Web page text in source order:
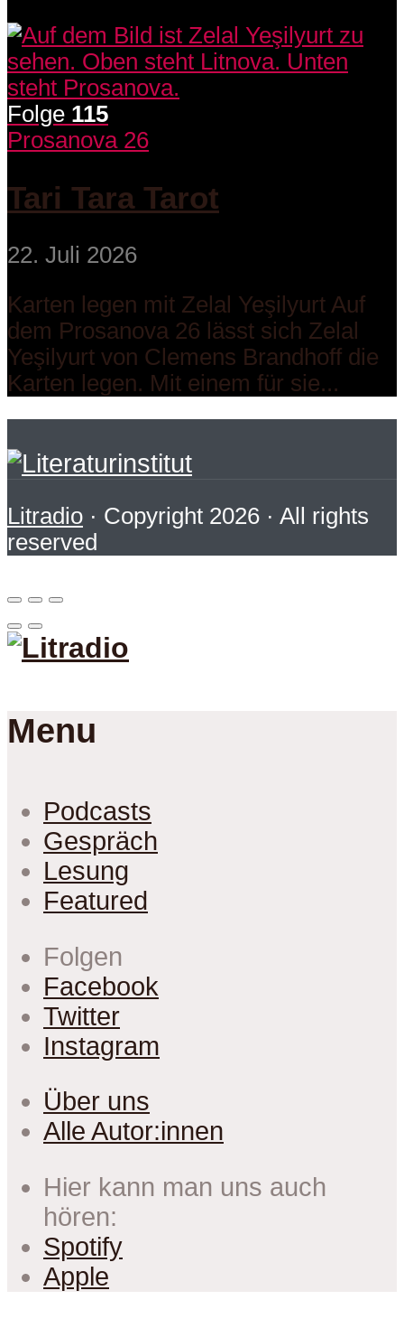
Folge 115
Prosanova 26
Tari Tara Tarot
22. Juli 2026
Karten legen mit Zelal Yeşilyurt Auf
dem Prosanova 26 lässt sich Zelal
Yeşilyurt von Clemens Brandhoff die
Karten legen. Mit einem für sie...
Litradio · Copyright 2026 · All rights
reserved
Menu
Podcasts
Gespräch
Lesung
Featured
Folgen
Facebook
Twitter
Instagram
Über uns
Alle Autor:innen
Hier kann man uns auch
hören:
Spotify
Apple